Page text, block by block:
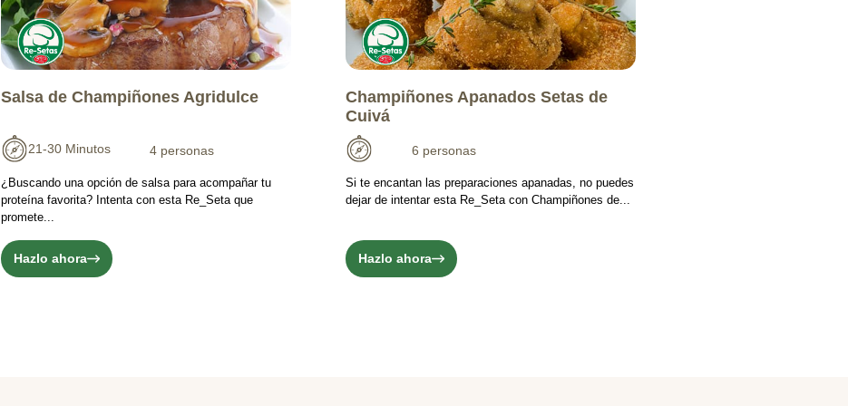
Salsa de Champiñones Agridulce
21-30 Minutos 4 personas
¿Buscando una opción de salsa para acompañar tu
proteína favorita? Intenta con esta Re_Seta que
promete...
Hazlo ahora
Champiñones Apanados Setas de
Cuivá
6 personas
Si te encantan las preparaciones apanadas, no puedes
dejar de intentar esta Re_Seta con Champiñones de...
Hazlo ahora